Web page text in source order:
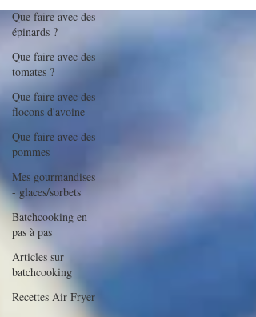
Que faire avec des
épinards ?
Que faire avec des
tomates ?
Que faire avec des
flocons d'avoine
Que faire avec des
pommes
Mes gourmandises
- glaces/sorbets
Batchcooking en
pas à pas
Articles sur
batchcooking
Recettes Air Fryer